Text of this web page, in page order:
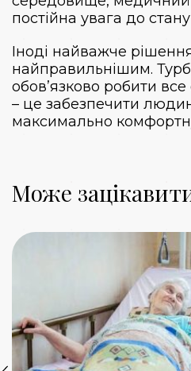
постійна увага до
Іноді найважче
найправильнішим.
обов’язково робити
– це забезпечити
максимально
Може